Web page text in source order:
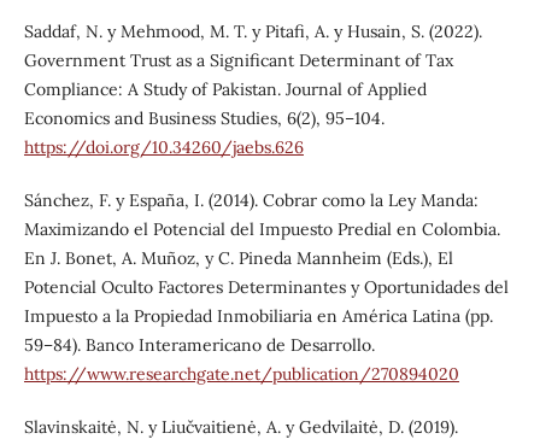
Saddaf, N. y Mehmood, M. T. y Pitafi, A. y Husain, S. (2022).
Government Trust as a Significant Determinant of Tax
Compliance: A Study of Pakistan. Journal of Applied
Economics and Business Studies, 6(2), 95–104.
https://doi.org/10.34260/jaebs.626
Sánchez, F. y España, I. (2014). Cobrar como la Ley Manda:
Maximizando el Potencial del Impuesto Predial en Colombia.
En J. Bonet, A. Muñoz, y C. Pineda Mannheim (Eds.), El
Potencial Oculto Factores Determinantes y Oportunidades del
Impuesto a la Propiedad Inmobiliaria en América Latina (pp.
59–84). Banco Interamericano de Desarrollo.
https://www.researchgate.net/publication/270894020
Slavinskaitė, N. y Liučvaitienė, A. y Gedvilaitė, D. (2019).